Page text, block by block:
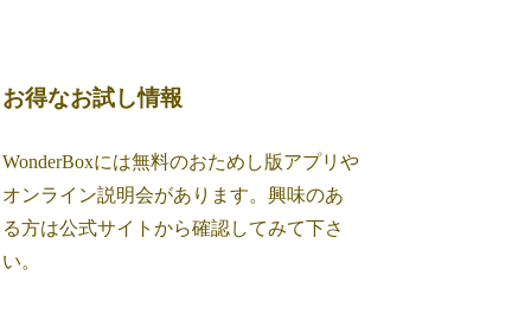
お得なお試し情報
WonderBoxには無料のおためし版アプリや
オンライン説明会があります。興味のあ
る方は公式サイトから確認してみて下さ
い。